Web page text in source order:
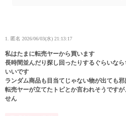
1. 匿名 2026/06/03(水) 21:13:17
私はたまに転売ヤーから買います
長時間並んだり探し回ったりするぐらいな
いいです
ランダム商品も目当てじゃない物が出ても
転売ヤーが立てたトピとか言われそうです
せん